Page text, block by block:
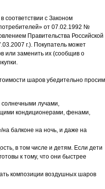
соответствии с Законом
от 07.02.1992 №
Правительства Российской
г.). Покупатель может
или заменить их (сообщив о
шаров убедительно просим
лучами,
кондиционерами, фенами,
балконе на ночь, и даже на
в том числе и детям. Если дети
к тому, что они быстрее
композиции воздушных шаров